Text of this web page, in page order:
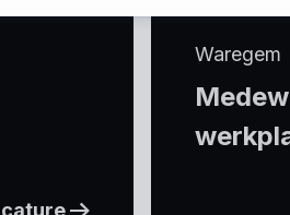
Waregem